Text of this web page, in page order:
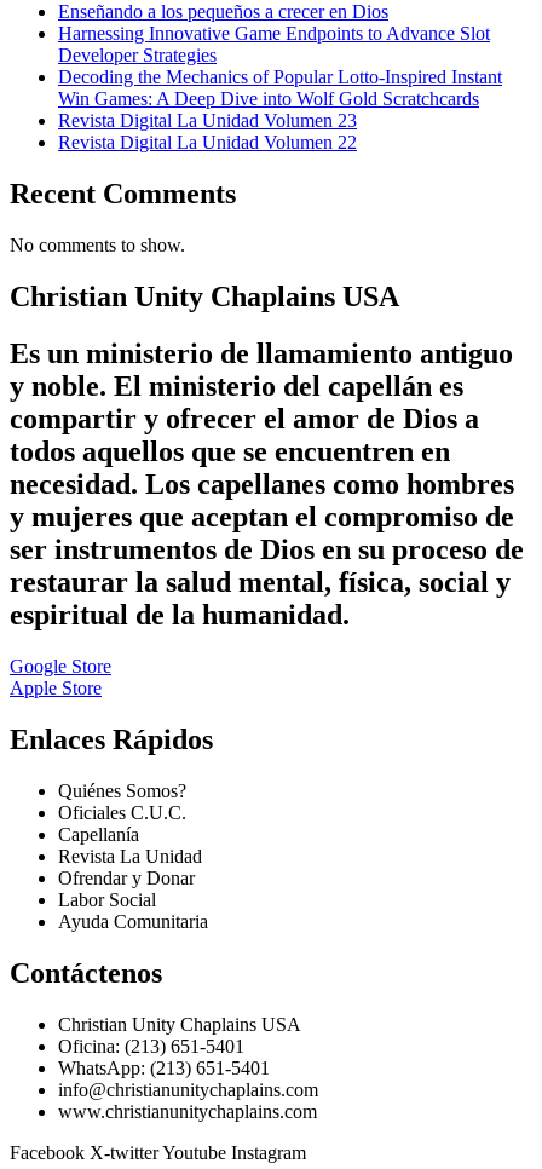
Enseñando a los pequeños a crecer en Dios
Harnessing Innovative Game Endpoints to Advance Slot
Developer Strategies
Decoding the Mechanics of Popular Lotto-Inspired Instant
Win Games: A Deep Dive into Wolf Gold Scratchcards
Revista Digital La Unidad Volumen 23
Revista Digital La Unidad Volumen 22
Recent Comments
No comments to show.
Christian Unity Chaplains USA
Es un ministerio de llamamiento antiguo
y noble. El ministerio del capellán es
compartir y ofrecer el amor de Dios a
todos aquellos que se encuentren en
necesidad. Los capellanes como hombres
y mujeres que aceptan el compromiso de
ser instrumentos de Dios en su proceso de
restaurar la salud mental, física, social y
espiritual de la humanidad.
Google Store
Apple Store
Enlaces Rápidos
Quiénes Somos?
Oficiales C.U.C.
Capellanía
Revista La Unidad
Ofrendar y Donar
Labor Social
Ayuda Comunitaria
Contáctenos
Christian Unity Chaplains USA
Oficina: (213) 651-5401
WhatsApp: (213) 651-5401
info@christianunitychaplains.com
www.christianunitychaplains.com
Facebook X-twitterYoutube Instagram